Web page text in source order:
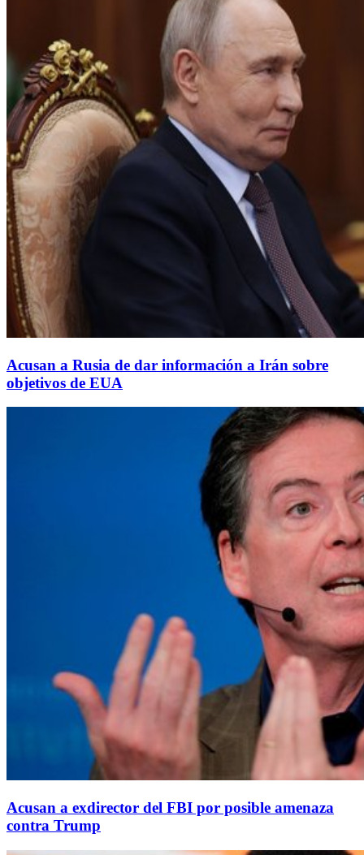
Acusan a Rusia de dar información a Irán sobre
objetivos de EUA
Acusan a exdirector del FBI por posible amenaza
contra Trump